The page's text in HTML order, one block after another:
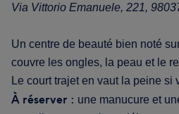
Via Vittorio Emanuele, 221,
Un centre de beauté bien noté
couvre les ongles, la peau et le
Le court trajet en vaut la peine si
À réserver : une manucure et